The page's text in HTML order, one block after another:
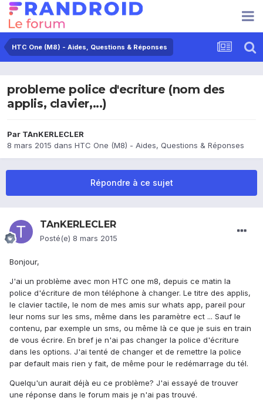
HTC One (M8) - Aides, Questions & Réponses
probleme police d'ecriture (nom des
applis, clavier,...)
Par TAnKERLECLER
8 mars 2015 dans HTC One (M8) - Aides, Questions & Réponses
Répondre à ce sujet
TAnKERLECLER
Posté(e) 8 mars 2015
Bonjour,
J'ai un problème avec mon HTC one m8, depuis ce matin la
police d'écriture de mon téléphone à changer. Le titre des applis,
le clavier tactile, le nom de mes amis sur whats app, pareil pour
leur noms sur les sms, même dans les paramètre ect ... Sauf le
contenu, par exemple un sms, ou même là ce que je suis en train
de vous écrire. En bref je n'ai pas changer la police d'écriture
dans les options. J'ai tenté de changer et de remettre la police
par default mais rien y fait, de même pour le redémarrage du tél.
Quelqu'un aurait déjà eu ce problème? J'ai essayé de trouver
une réponse dans le forum mais je n'ai pas trouvé.